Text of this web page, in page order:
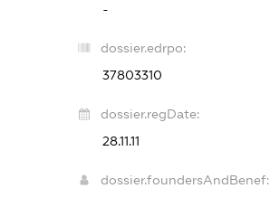
-
dossier.edrpo:
37803310
dossier.regDate:
28.11.11
dossier.foundersAndBenef: